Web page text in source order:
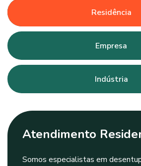
Residência
Empresa
Indústria
Atendimento
Somos especialistas em